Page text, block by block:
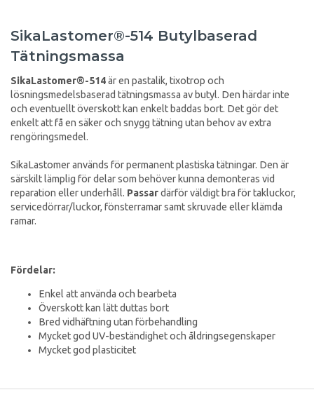
SikaLastomer®-514 Butylbaserad
Tätningsmassa
SikaLastomer®-514är en pastalik, tixotrop och
lösningsmedelsbaserad tätningsmassa av butyl. Den härdar inte
och eventuellt överskott kan enkelt baddas bort. Det gör det
enkelt att få en säker och snygg tätning utan behov av extra
rengöringsmedel.
SikaLastomer används för permanent plastiska tätningar. Den är
särskilt lämplig för delar som behöver kunna demonteras vid
reparation eller underhåll. Passardärför väldigt bra för takluckor,
servicedörrar/luckor, fönsterramar samt skruvade eller klämda
ramar.
Fördelar:
Enkel att använda och bearbeta
Överskott kan lätt duttas bort
Bred vidhäftning utan förbehandling
Mycket god UV-beständighet och åldringsegenskaper
Mycket god plasticitet